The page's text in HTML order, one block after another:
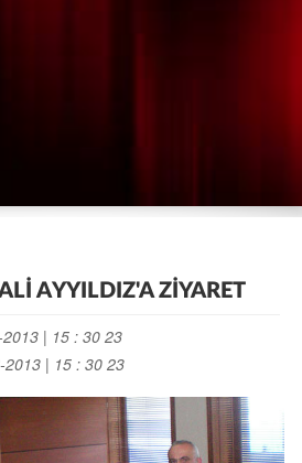
AYYILDIZ'A ZİYARET
2013 | 15 : 30 23
| 15 : 30 23